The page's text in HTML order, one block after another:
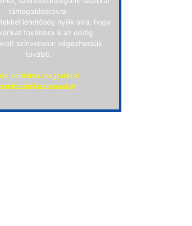
támogatásotokra.
lehetőség nyílik arra, hogy
továbbra is az eddig
színvonalon végezhessük
tovább.
kattintva megtalálod
bankszámlaszámunkat!